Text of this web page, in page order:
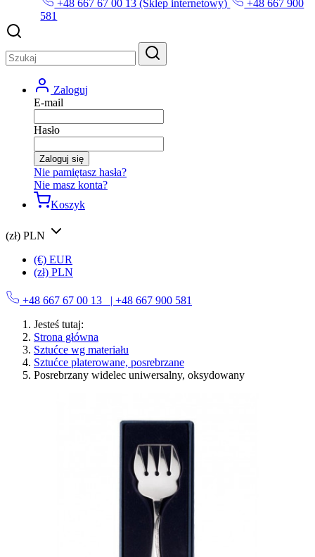
+48 667 67 00 13 (Sklep internetowy)
+48 667 900
581
Zaloguj
E-mail
Hasło
Zaloguj się
Nie pamiętasz hasła?
Nie masz konta?
Koszyk
(zł) PLN
(€) EUR
(zł) PLN
+48 667 67 00 13
| +48 667 900 581
Jesteś tutaj:
Strona główna
Sztućce wg materiału
Sztućce platerowane, posrebrzane
Posrebrzany widelec uniwersalny, oksydowany